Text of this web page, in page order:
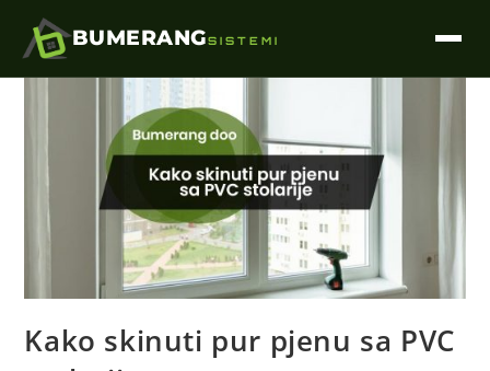
BUMERANGSISTEMI
Kako skinuti pur pjenu sa PVC